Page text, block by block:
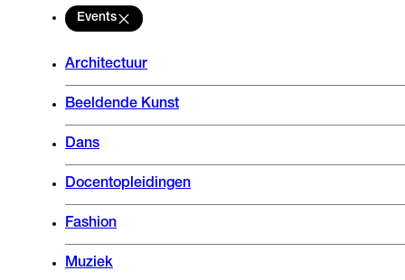
Events
Architectuur
Beeldende Kunst
Dans
Docentopleidingen
Fashion
Muziek